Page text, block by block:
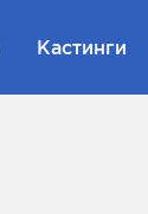
Кастинги